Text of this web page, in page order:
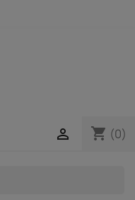
shopping_cart (0)
